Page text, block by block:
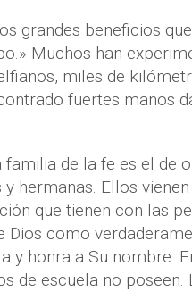
grandes beneficios
Muchos han
miles de
fuertes manos
de la fe es el de
hermanas. Ellos
que tienen con las
como
y honra a Su nombre.
de escuela no